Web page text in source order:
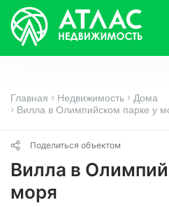
Главная Недвижимость
Дома
Вилла в Олимпийском парке у
Поделиться объектом
Вилла в
моря